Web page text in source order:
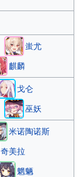
蚩尤
麒麟
戈仑
巫妖
米诺陶诺斯
奇美拉
魍魉